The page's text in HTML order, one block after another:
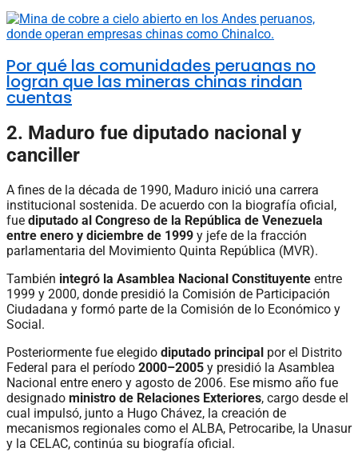
Por qué las comunidades peruanas no
logran que las mineras chinas rindan
cuentas
2. Maduro fue diputado nacional y
canciller
A fines de la década de 1990, Maduro inició una carrera
institucional sostenida. De acuerdo con la biografía oficial,
fue diputado al Congreso de la República de Venezuela
entre enero y diciembre de 1999 y jefe de la fracción
parlamentaria del Movimiento Quinta República (MVR).
También integró la Asamblea Nacional Constituyente entre
1999 y 2000, donde presidió la Comisión de Participación
Ciudadana y formó parte de la Comisión de lo Económico y
Social.
Posteriormente fue elegido diputado principal por el Distrito
Federal para el período 2000–2005 y presidió la Asamblea
Nacional entre enero y agosto de 2006. Ese mismo año fue
designado ministro de Relaciones Exteriores, cargo desde el
cual impulsó, junto a Hugo Chávez, la creación de
mecanismos regionales como el ALBA, Petrocaribe, la Unasur
y la CELAC, continúa su biografía oficial.